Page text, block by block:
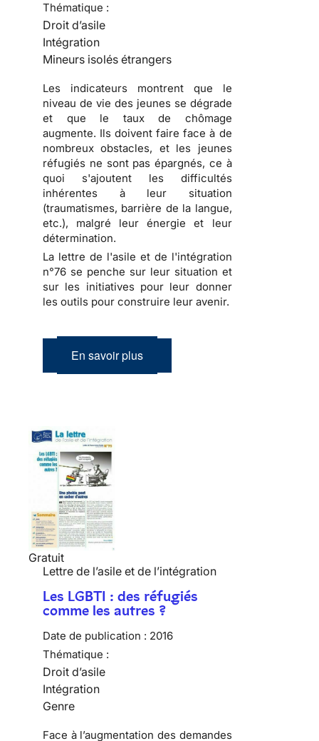
Thématique :
Droit d’asile
Intégration
Mineurs isolés étrangers
Les indicateurs montrent que le
niveau de vie des jeunes se dégrade
et que le taux de chômage
augmente. Ils doivent faire face à de
nombreux obstacles, et les jeunes
réfugiés ne sont pas épargnés, ce à
quoi s'ajoutent les difficultés
inhérentes à leur situation
(traumatismes, barrière de la langue,
etc.), malgré leur énergie et leur
détermination.
La lettre de l'asile et de l'intégration
n°76 se penche sur leur situation et
sur les initiatives pour leur donner
les outils pour construire leur avenir.
En savoir plus
Gratuit
Lettre de l’asile et de l’intégration
Les LGBTI : des réfugiés
comme les autres ?
Date de publication : 2016
Thématique :
Droit d’asile
Intégration
Genre
Face à l’augmentation des demandes